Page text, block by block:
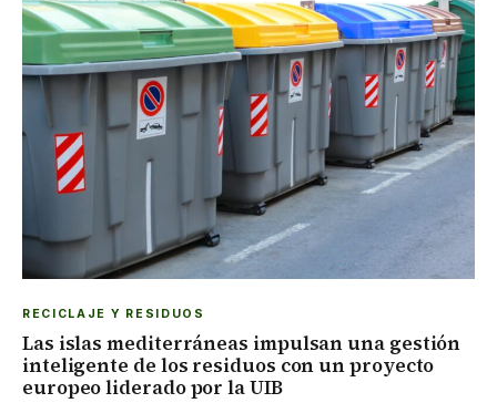
RECICLAJE Y RESIDUOS
Las islas mediterráneas impulsan una gestión
inteligente de los residuos con un proyecto
europeo liderado por la UIB